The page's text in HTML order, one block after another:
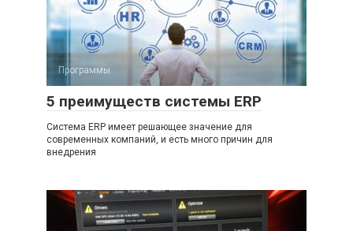
Программы
5 преимуществ системы ERP
Система ERP имеет решающее значение для
современных компаний, и есть много причин для
внедрения